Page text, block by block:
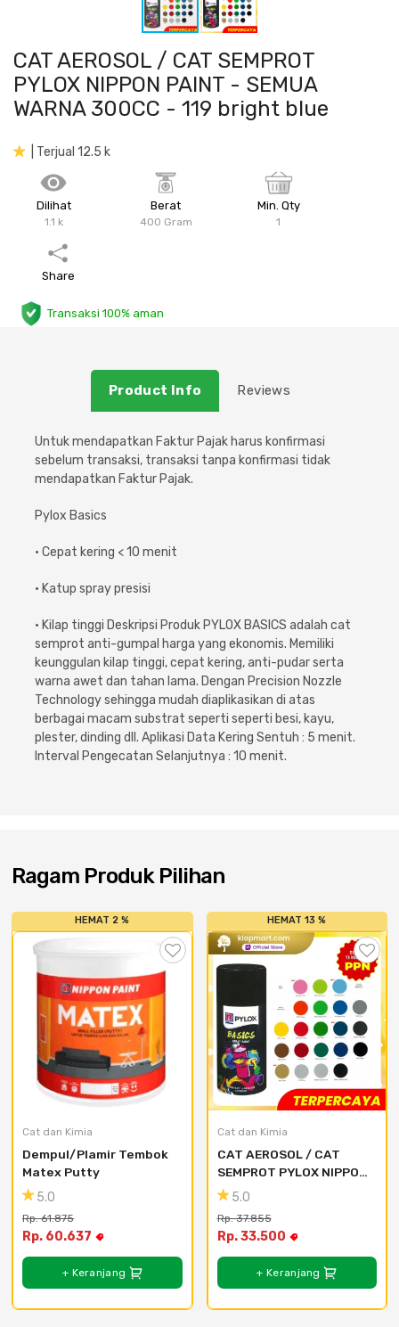
Plafon & Partisi
Sanitari & Aksesorisnya
Peralatan & Perkakas
Aksesoris Perabot
Konstruksi
Saniter
Material Alam
Besi Profil & Plat
Besi Profil & Baja
Semen & Sejenisnya
Sistem Elektrikal
Pompa dan Pipa
CAT AEROSOL / CAT SEMPROT
PYLOX NIPPON PAINT - SEMUA
WARNA 300CC - 119 bright blue
| Terjual 12.5 k
Dilihat
1.1 k
Berat
400 Gram
Min. Qty
1
Share
Transaksi 100% aman
Product Info Reviews
Untuk mendapatkan Faktur Pajak harus konfirmasi
sebelum transaksi, transaksi tanpa konfirmasi tidak
mendapatkan Faktur Pajak.
Pylox Basics
• Cepat kering < 10 menit
• Katup spray presisi
• Kilap tinggi Deskripsi Produk PYLOX BASICS adalah cat
semprot anti-gumpal harga yang ekonomis. Memiliki
keunggulan kilap tinggi, cepat kering, anti-pudar serta
warna awet dan tahan lama. Dengan Precision Nozzle
Technology sehingga mudah diaplikasikan di atas
berbagai macam substrat seperti seperti besi, kayu,
plester, dinding dll. Aplikasi Data Kering Sentuh : 5 menit.
Interval Pengecatan Selanjutnya : 10 menit.
Ragam Produk Pilihan
HEMAT 2 %
Cat dan Kimia
Dempul/Plamir Tembok
Matex Putty
5.0
Rp. 61.875
Rp. 60.637
+ Keranjang
HEMAT 13 %
Cat dan Kimia
CAT AEROSOL / CAT
SEMPROT PYLOX NIPPON
PAINT - SEMUA WARNA
5.0
Rp. 37.855
Rp. 33.500
+ Keranjang